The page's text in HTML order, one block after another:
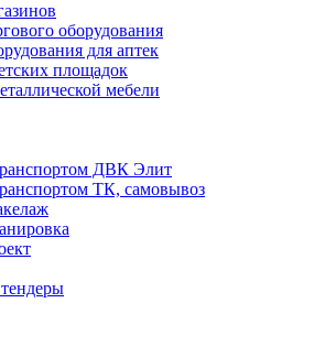
оборудования
для аптек
площадок
мебели
ДВК Элит
ТК, самовывоз